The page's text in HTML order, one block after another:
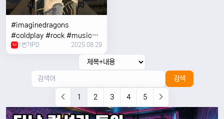
#imaginedragons
#coldplay #rock #music
#concert
M 1번가PD 2025.08.29
검색
1 2 3 4 5